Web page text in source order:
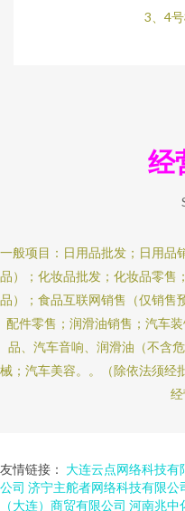
3、4
经
一般项目：日用品批发；日用品
品）；化妆品批发；化妆品零售
品）；食品互联网销售（仅销售
配件零售；润滑油销售；汽车
品、汽车音响、润滑油（不含
械；汽车美容。。（除依法须经
经
友情链接： 大连云点网络科技有
公司 济宁主舵者网络科技有限公
（大连）商贸有限公司 河南兆中